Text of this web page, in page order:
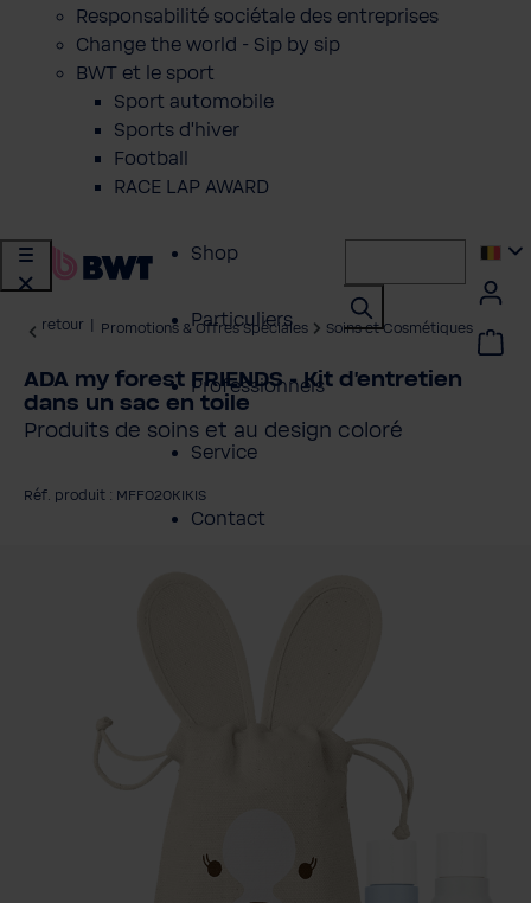
Responsabilité sociétale des entreprises
Change the world - Sip by sip
BWT et le sport
Sport automobile
Sports d'hiver
Football
RACE LAP AWARD
Shop
Particuliers
Professionnels
Service
Contact
retour Promotions & Offres Spéciales Soins et Cosmétiques
ADA my forest FRIENDS - Kit d'entretien
dans un sac en toile
Produits de soins et au design coloré
Réf. produit : MFF020KIKIS